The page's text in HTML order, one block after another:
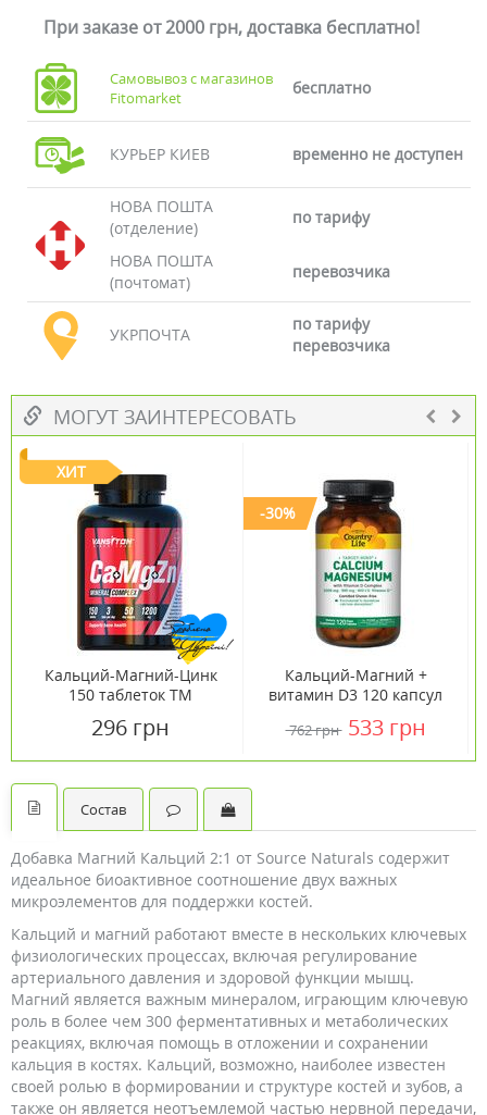
При заказе от 2000 грн, доставка бесплатно!
Самовывоз с магазинов
Fitomarket
бесплатно
КУРЬЕР КИЕВ временно не доступен
НОВА ПОШТА
(отделение)
по тарифу
НОВА ПОШТА
(почтомат)
перевозчика
УКРПОЧТА
по тарифу
перевозчика
МОГУТ ЗАИНТЕРЕСОВАТЬ
ХИТ
Кальций-Магний-Цинк
150 таблеток ТМ
296 грн
-30%
Кальций-Магний +
витамин D3 120 капсул
Country Life
762 грн 533 грн
Состав
Добавка Магний Кальций 2:1 от Source Naturals содержит
идеальное биоактивное соотношение двух важных
микроэлементов для поддержки костей.
Кальций и магний работают вместе в нескольких ключевых
физиологических процессах, включая регулирование
артериального давления и здоровой функции мышц.
Магний является важным минералом, играющим ключевую
роль в более чем 300 ферментативных и метаболических
реакциях, включая помощь в отложении и сохранении
кальция в костях. Кальций, возможно, наиболее известен
своей ролью в формировании и структуре костей и зубов, а
также он является неотъемлемой частью нервной передачи,